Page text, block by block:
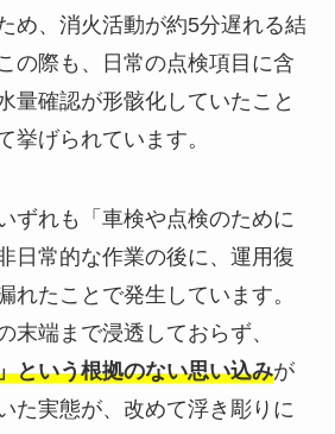
め、消火活動が約5分遅れる結
の際も、日常の点検項目に含
量確認が形骸化していたこと
挙げられています。
ずれも「車検や点検のために
日常的な作業の後に、運用復
れたことで発生しています。
末端まで浸透しておらず、
という根拠のない思い込みが
た実態が、改めて浮き彫りに